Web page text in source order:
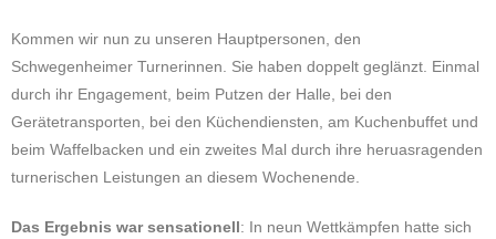
Kommen wir nun zu unseren Hauptpersonen, den
Schwegenheimer Turnerinnen. Sie haben doppelt geglänzt. Einmal
durch ihr Engagement, beim Putzen der Halle, bei den
Gerätetransporten, bei den Küchendiensten, am Kuchenbuffet und
beim Waffelbacken und ein zweites Mal durch ihre heruasragenden
turnerischen Leistungen an diesem Wochenende.
Das Ergebnis war sensationell: In neun Wettkämpfen hatte sich